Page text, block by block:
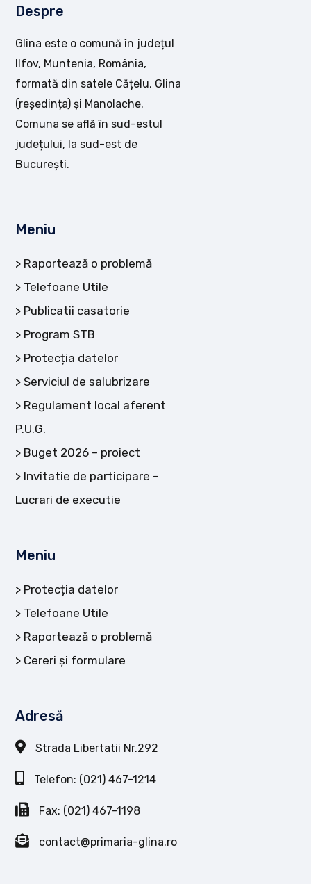
Despre
Glina este o comună în județul
Ilfov, Muntenia, România,
formată din satele Cățelu, Glina
(reședința) și Manolache.
Comuna se află în sud-estul
județului, la sud-est de
București.
Meniu
Raportează o problemă
Telefoane Utile
Publicatii casatorie
Program STB
Protecția datelor
Serviciul de salubrizare
Regulament local aferent
P.U.G.
Buget 2026 – proiect
Invitatie de participare –
Lucrari de executie
Meniu
Protecția datelor
Telefoane Utile
Raportează o problemă
Cereri și formulare
Adresă
Strada Libertatii Nr.292
Telefon: (021) 467-1214
Fax: (021) 467-1198
contact@primaria-glina.ro